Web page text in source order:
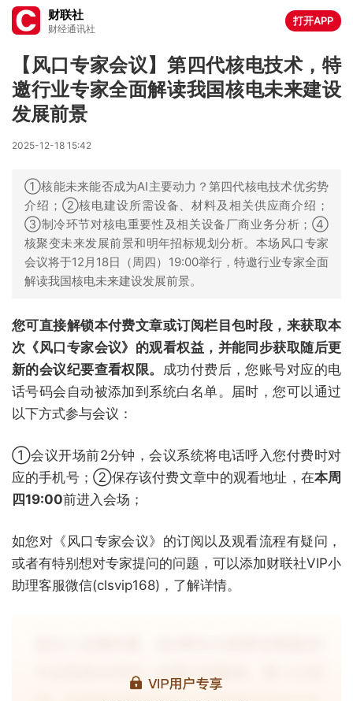
财联社
财经通讯社
打开APP
【风口专家会议】第四代核电技术，特
邀行业专家全面解读我国核电未来建设
发展前景
2025-12-18 15:42
①核能未来能否成为AI主要动力？第四代核电技术优劣势
介绍；②核电建设所需设备、材料及相关供应商介绍；
③制冷环节对核电重要性及相关设备厂商业务分析；④
核聚变未来发展前景和明年招标规划分析。本场风口专家
会议将于12月18日（周四）19:00举行，特邀行业专家全面
解读我国核电未来建设发展前景。
您可直接解锁本付费文章或订阅栏目包时段，来获取本
次《风口专家会议》的观看权益，并能同步获取随后更
新的会议纪要查看权限。 成功付费后，您账号对应的电
话号码会自动被添加到系统白名单。届时，您可以通过
以下方式参与会议：
①会议开场前2分钟，会议系统将电话呼入您付费时对
应的手机号；②保存该付费文章中的观看地址，在本周
四19:00前进入会场；
如您对《风口专家会议》的订阅以及观看流程有疑问，
或者有特别想对专家提问的问题，可以添加财联社VIP小
助理客服微信(clsvip168)，了解详情。